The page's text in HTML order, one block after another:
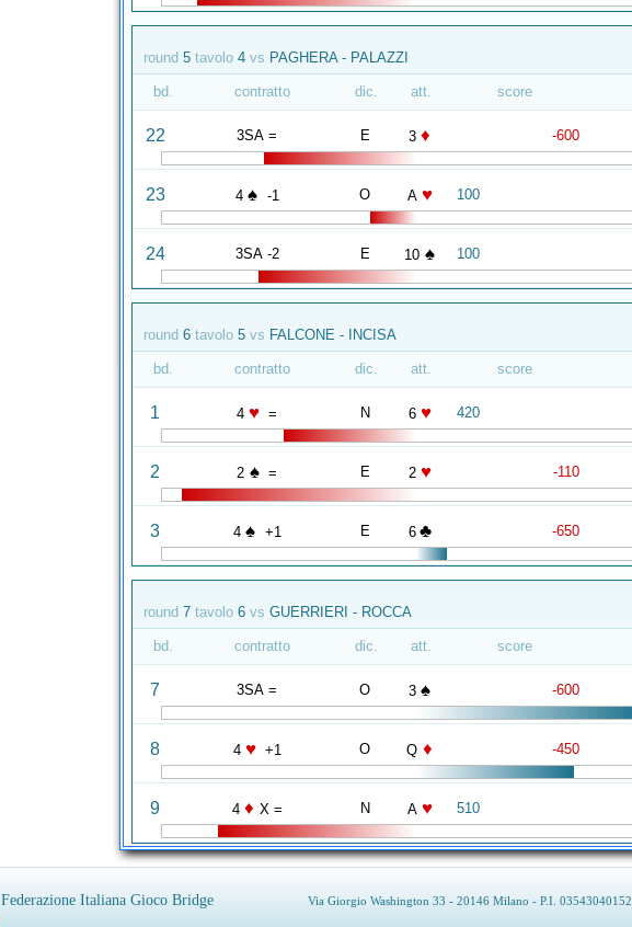
round 5 tavolo 4 vs PAGHERA - PALAZZI
bd. contratto dic. att. score
22 3SA = E 3 ♦ -600
23 4 ♠ -1 O A ♥ 100
24 3SA -2 E 10 ♠ 100
round 6 tavolo 5 vs FALCONE - INCISA
bd. contratto dic. att. score
1 4 ♥ = N 6 ♥ 420
2 2 ♠ = E 2 ♥ -110
3 4 ♠ +1 E 6 ♣ -650
round 7 tavolo 6 vs GUERRIERI - ROCCA
bd. contratto dic. att. score
7 3SA = O 3 ♠ -600
8 4 ♥ +1 O Q ♦ -450
9 4 ♦ X = N A ♥ 510
Federazione Italiana Gioco Bridge Via Giorgio Washington 33 - 20146 Milano - P.I. 03543040152